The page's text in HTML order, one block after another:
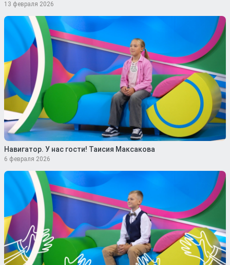
13 февраля 2026
Навигатор. У нас гости! Таисия Максакова
6 февраля 2026